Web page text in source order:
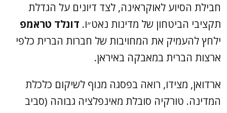
חבילת הסיוע לאוקראינה, לצד דיונים על הגדלת
תקציבי הביטחון של מדינות נאט״ו. דונלד טראמפ
ילחץ להעמיק את המחויבות של חברות הברית כלפי
ארצות הברית במאבקה באיראן.
ארדואן, מצידו, רואה בפסגה מנוף לשיקום כלכלת
המדינה. טורקיה סובלת מאינפלציה גבוהה (סביב